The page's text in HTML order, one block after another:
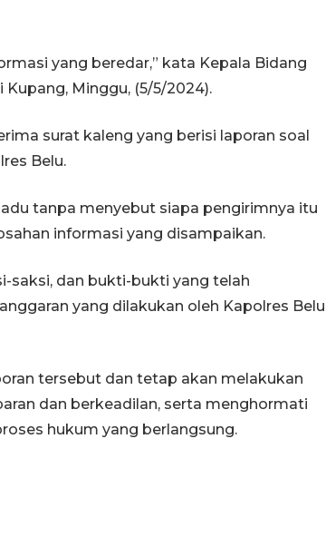
yang beredar,” kata Kepala Bidang
Minggu, (5/5/2024).
surat kaleng yang berisi laporan soal
Belu.
tanpa menyebut siapa pengirimnya itu
informasi yang disampaikan.
saksi, dan bukti-bukti yang telah
yang dilakukan oleh Kapolres Belu
tersebut dan tetap akan melakukan
dan berkeadilan, serta menghormati
hukum yang berlangsung.